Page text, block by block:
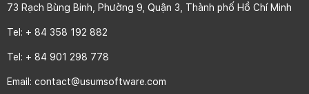
73 Rạch Bùng Binh, Phường 9, Quận 3, Thành phố Hồ Chí Minh
Tel: + 84 358 192 882
Tel: + 84 901 298 778
Email: contact@usumsoftware.com